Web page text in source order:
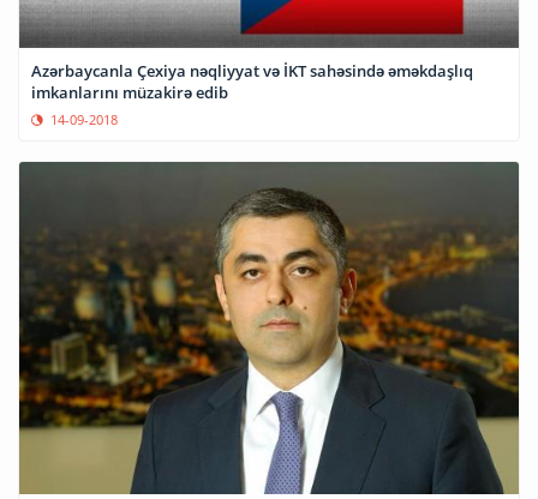
Azərbaycanla Çexiya nəqliyyat və İKT sahəsində əməkdaşlıq
imkanlarını müzakirə edib
14-09-2018